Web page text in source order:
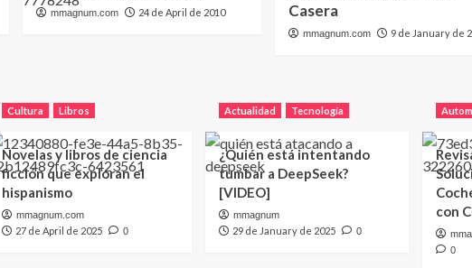
mmagnum.com 24 de April de 2010
Casera
mmagnum.com 9 de January de
Cultura Libros
Novelas y libros de ciencia
ficción que exploran el
hispanismo
mmagnum.com
27 de April de 2025 0
Actualidad Tecnología
¿Quién está intentando
tumbar a DeepSeek?
[VIDEO]
mmagnum
29 de January de 2025 0
con
0